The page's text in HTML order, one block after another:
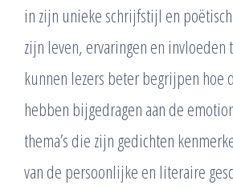
in zijn unieke schrijfstijl en
zijn leven, ervaringen en invloeden
kunnen lezers beter begrijpen hoe
hebben bijgedragen aan de
thema’s die zijn gedichten
van de persoonlijke en literaire